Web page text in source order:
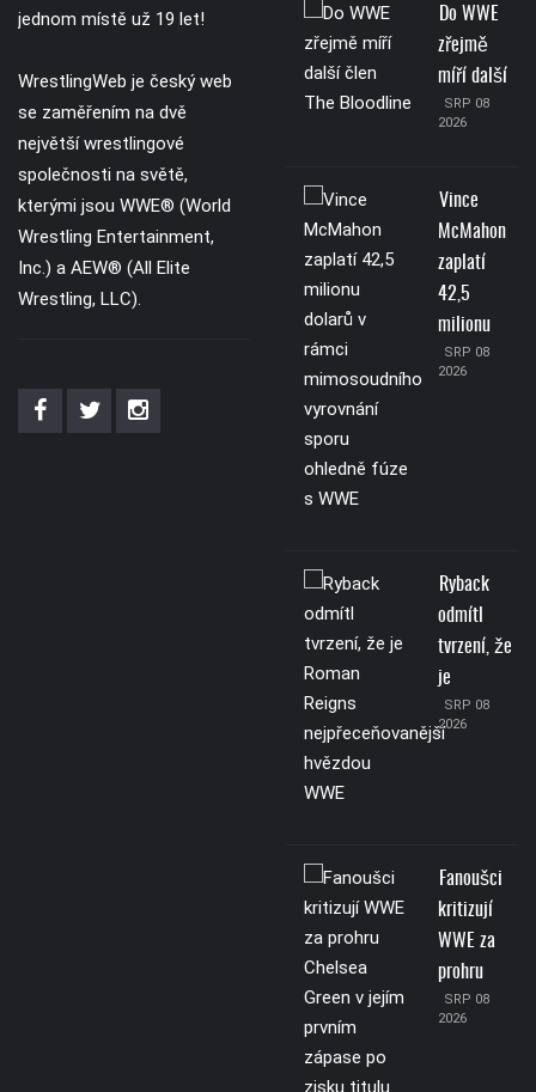
jednom místě už 19 let!
WrestlingWeb je český web
se zaměřením na dvě
největší wrestlingové
společnosti na světě,
kterými jsou WWE® (World
Wrestling Entertainment,
Inc.) a AEW® (All Elite
Wrestling, LLC).
Do WWE
zřejmě
míří další
SRP 08
2026
Vince
McMahon
zaplatí
42,5
milionu
SRP 08
2026
Ryback
odmítl
tvrzení, že
je
SRP 08
2026
Fanoušci
kritizují
WWE za
prohru
SRP 08
2026